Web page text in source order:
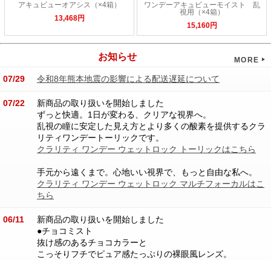
アキュビューオアシス（×4箱）
13,468円
ワンデーアキュビューモイスト 乱
視用（×4箱）
15,160円
お知らせ MORE
07/29 令和8年熊本地震の影響による配送遅延について
07/22
新商品の取り扱いを開始しました
ずっと快適。1日が変わる、クリアな視界へ。
乱視の瞳に安定した見え方とより多くの酸素を提供するクラ
リティワンデートーリックです。
クラリティ ワンデー ウェットロック トーリックはこちら
手元から遠くまで。心地いい視界で、もっと自由な私へ。
クラリティ ワンデー ウェットロック マルチフォーカルはこ
ちら
06/11
新商品の取り扱いを開始しました
●チョコミスト
抜け感のあるチョコカラーと
こっそりフチでピュア感たっぷりの裸眼風レンズ。